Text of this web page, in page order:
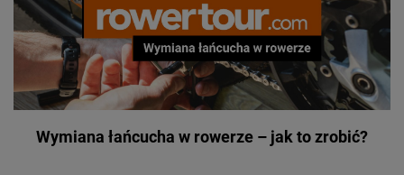
Wymiana łańcucha w rowerze – jak to zrobić?